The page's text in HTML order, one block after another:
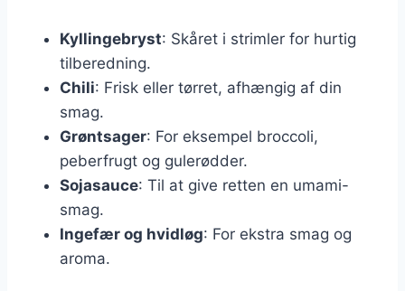
Kyllingebryst: Skåret i strimler for hurtig
tilberedning.
Chili: Frisk eller tørret, afhængig af din
smag.
Grøntsager: For eksempel broccoli,
peberfrugt og gulerødder.
Sojasauce: Til at give retten en umami-
smag.
Ingefær og hvidløg: For ekstra smag og
aroma.